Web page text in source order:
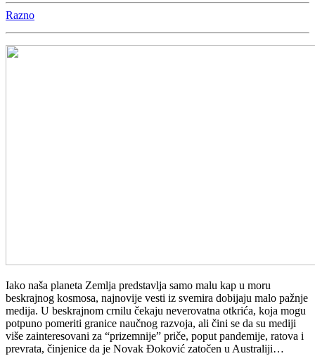
Razno
Iako naša planeta Zemlja predstavlja samo malu kap u moru
beskrajnog kosmosa, najnovije vesti iz svemira dobijaju malo pažnje
medija. U beskrajnom crnilu čekaju neverovatna otkrića, koja mogu
potpuno pomeriti granice naučnog razvoja, ali čini se da su mediji
više zainteresovani za “prizemnije” priče, poput pandemije, ratova i
prevrata, činjenice da je Novak Đoković zatočen u Australiji…